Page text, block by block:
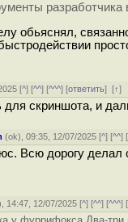
обьяснял,
[^] [^^] [^^^] [ответить][↑]
для скриншота, и
(ok), 09:35, 12/07/2025 [^] [^^] [
Всю дорогу делал
14:47, 12/07/2025 [^] [^^] [^^^] [